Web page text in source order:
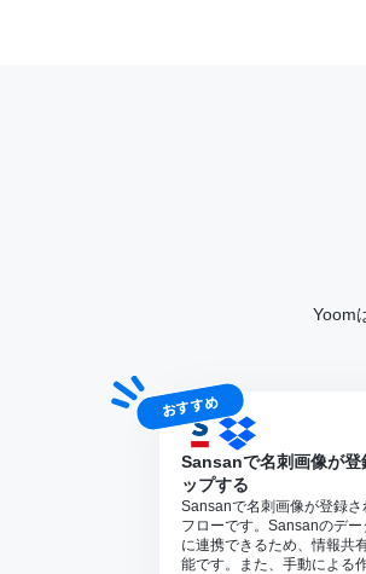
Yoom
おすすめ
Sansanで名刺画像が
ップする
Sansanで名刺画像が登録
フローです。Sansanのデ
に連携できるため、情報共
能です。また、手動による